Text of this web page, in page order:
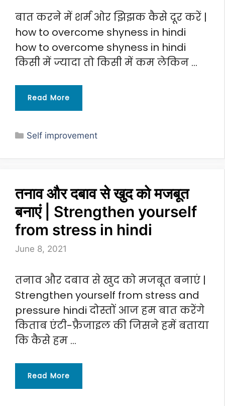
बात करने में शर्म ओर झिझक कैसे दूर करें |
how to overcome shyness in hindi
how to overcome shyness in hindi
किसी में ज्यादा तो किसी में कम लेकिन …
Read More
Categories
Self improvement
तनाव और दबाव से खुद को मजबूत
बनाएं | Strengthen yourself
from stress in hindi
June 8, 2021
तनाव और दबाव से खुद को मजबूत बनाएं |
Strengthen yourself from stress and
pressure hindi दोस्तों आज हम बात करेंगे
किताब एंटी-फ्रैजाइल की जिसने हमें बताया
कि कैसे हम …
Read More